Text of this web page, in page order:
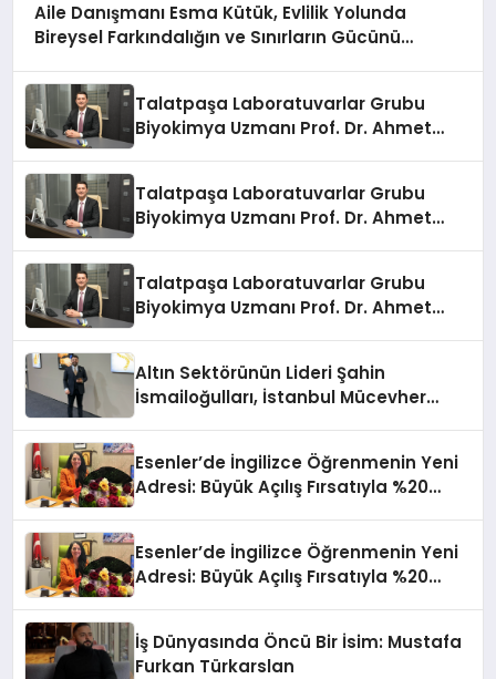
Aile Danışmanı Esma Kütük, Evlilik Yolunda
Bireysel Farkındalığın ve Sınırların Gücünü
Talatpaşa Laboratuvarlar Grubu
Biyokimya Uzmanı Prof. Dr. Ahmet
Talatpaşa Laboratuvarlar Grubu
Biyokimya Uzmanı Prof. Dr. Ahmet
Talatpaşa Laboratuvarlar Grubu
Biyokimya Uzmanı Prof. Dr. Ahmet
Altın Sektörünün Lideri Şahin
İsmailoğulları, İstanbul Mücevher
Esenler’de İngilizce Öğrenmenin Yeni
Adresi: Büyük Açılış Fırsatıyla %20
Esenler’de İngilizce Öğrenmenin Yeni
Adresi: Büyük Açılış Fırsatıyla %20
İş Dünyasında Öncü Bir İsim: Mustafa
Furkan Türkarslan